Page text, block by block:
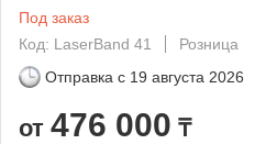
Под заказ
Код: LaserBand 41
Розница
Отправка с 19 августа 2026
от 476 000 ₸